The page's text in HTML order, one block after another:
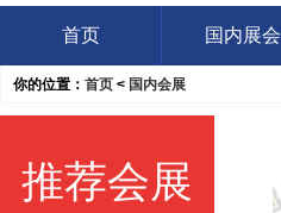
首页 国内展会
你的位置： 首页 < 国内会展
推荐会展